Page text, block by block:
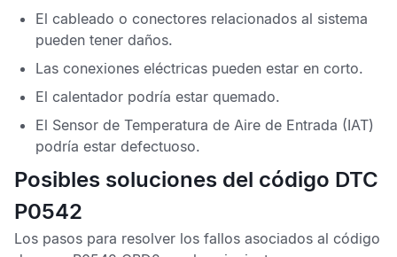
El cableado o conectores relacionados al sistema
pueden tener daños.
Las conexiones eléctricas pueden estar en corto.
El calentador podría estar quemado.
El Sensor de Temperatura de Aire de Entrada (IAT)
podría estar defectuoso.
Posibles soluciones del código DTC
P0542
Los pasos para resolver los fallos asociados al código